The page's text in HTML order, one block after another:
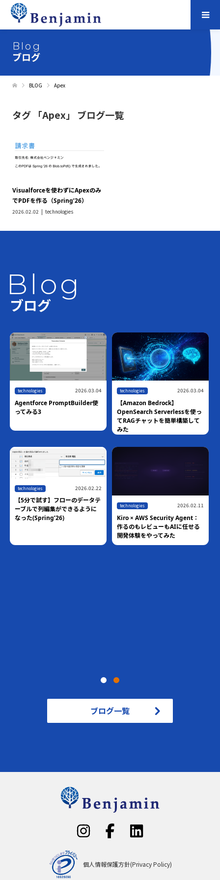
Blog
ブログ
BLOG Apex
タグ 「Apex」 ブログ一覧
Visualforceを使わずにApexのみ
でPDFを作る（Spring’26）
2026.02.02 technologies
Blog
ブログ
technologies 2026.03.04
Agentforce PromptBuilder使
ってみる3
technologies 2026.03.04
【Amazon Bedrock】
OpenSearch Serverlessを使っ
てRAGチャットを簡単構築して
みた
technologies 2026.02.22
【5分で試す】フローのデータテ
ーブルで列編集ができるように
なった(Spring’26)
technologies 2026.02.11
Kiro × AWS Security Agent：
作るのもレビューもAIに任せる
開発体験をやってみた
ブログ一覧
個人情報保護方針(Privacy Policy)